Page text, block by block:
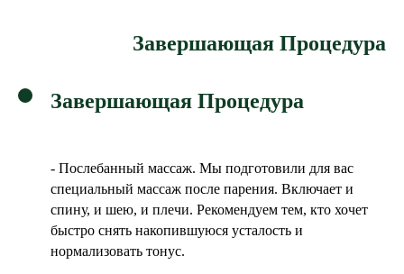
Завершающая Процедура
Завершающая Процедура
- Послебанный массаж. Мы подготовили для вас
специальный массаж после парения. Включает и
спину, и шею, и плечи. Рекомендуем тем, кто хочет
быстро снять накопившуюся усталость и
нормализовать тонус.